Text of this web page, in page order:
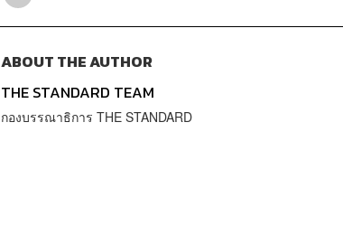
ABOUT THE AUTHOR
THE STANDARD TEAM
กองบรรณาธิการ THE STANDARD